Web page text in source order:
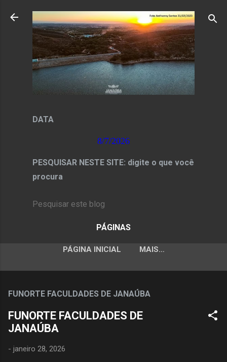
Pular para o conteúdo principal
DATA
8/7/2026
PESQUISAR NESTE SITE: digite o que você
procura
PÁGINAS
PÁGINA INICIAL MAIS…
FUNORTE FACULDADES DE JANAÚBA
FUNORTE FACULDADES DE
JANAÚBA
- janeiro 28, 2026